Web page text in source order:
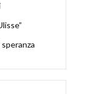
speranza